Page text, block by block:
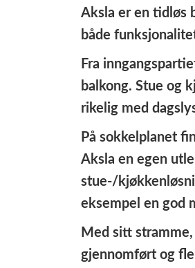
Aksla er en tidløs
både
Fra
balkong. Stue og
rikelig med
På sokkelplanet
Aksla en egen
stue-/
eksempel en god
Med sitt
gjennomført og